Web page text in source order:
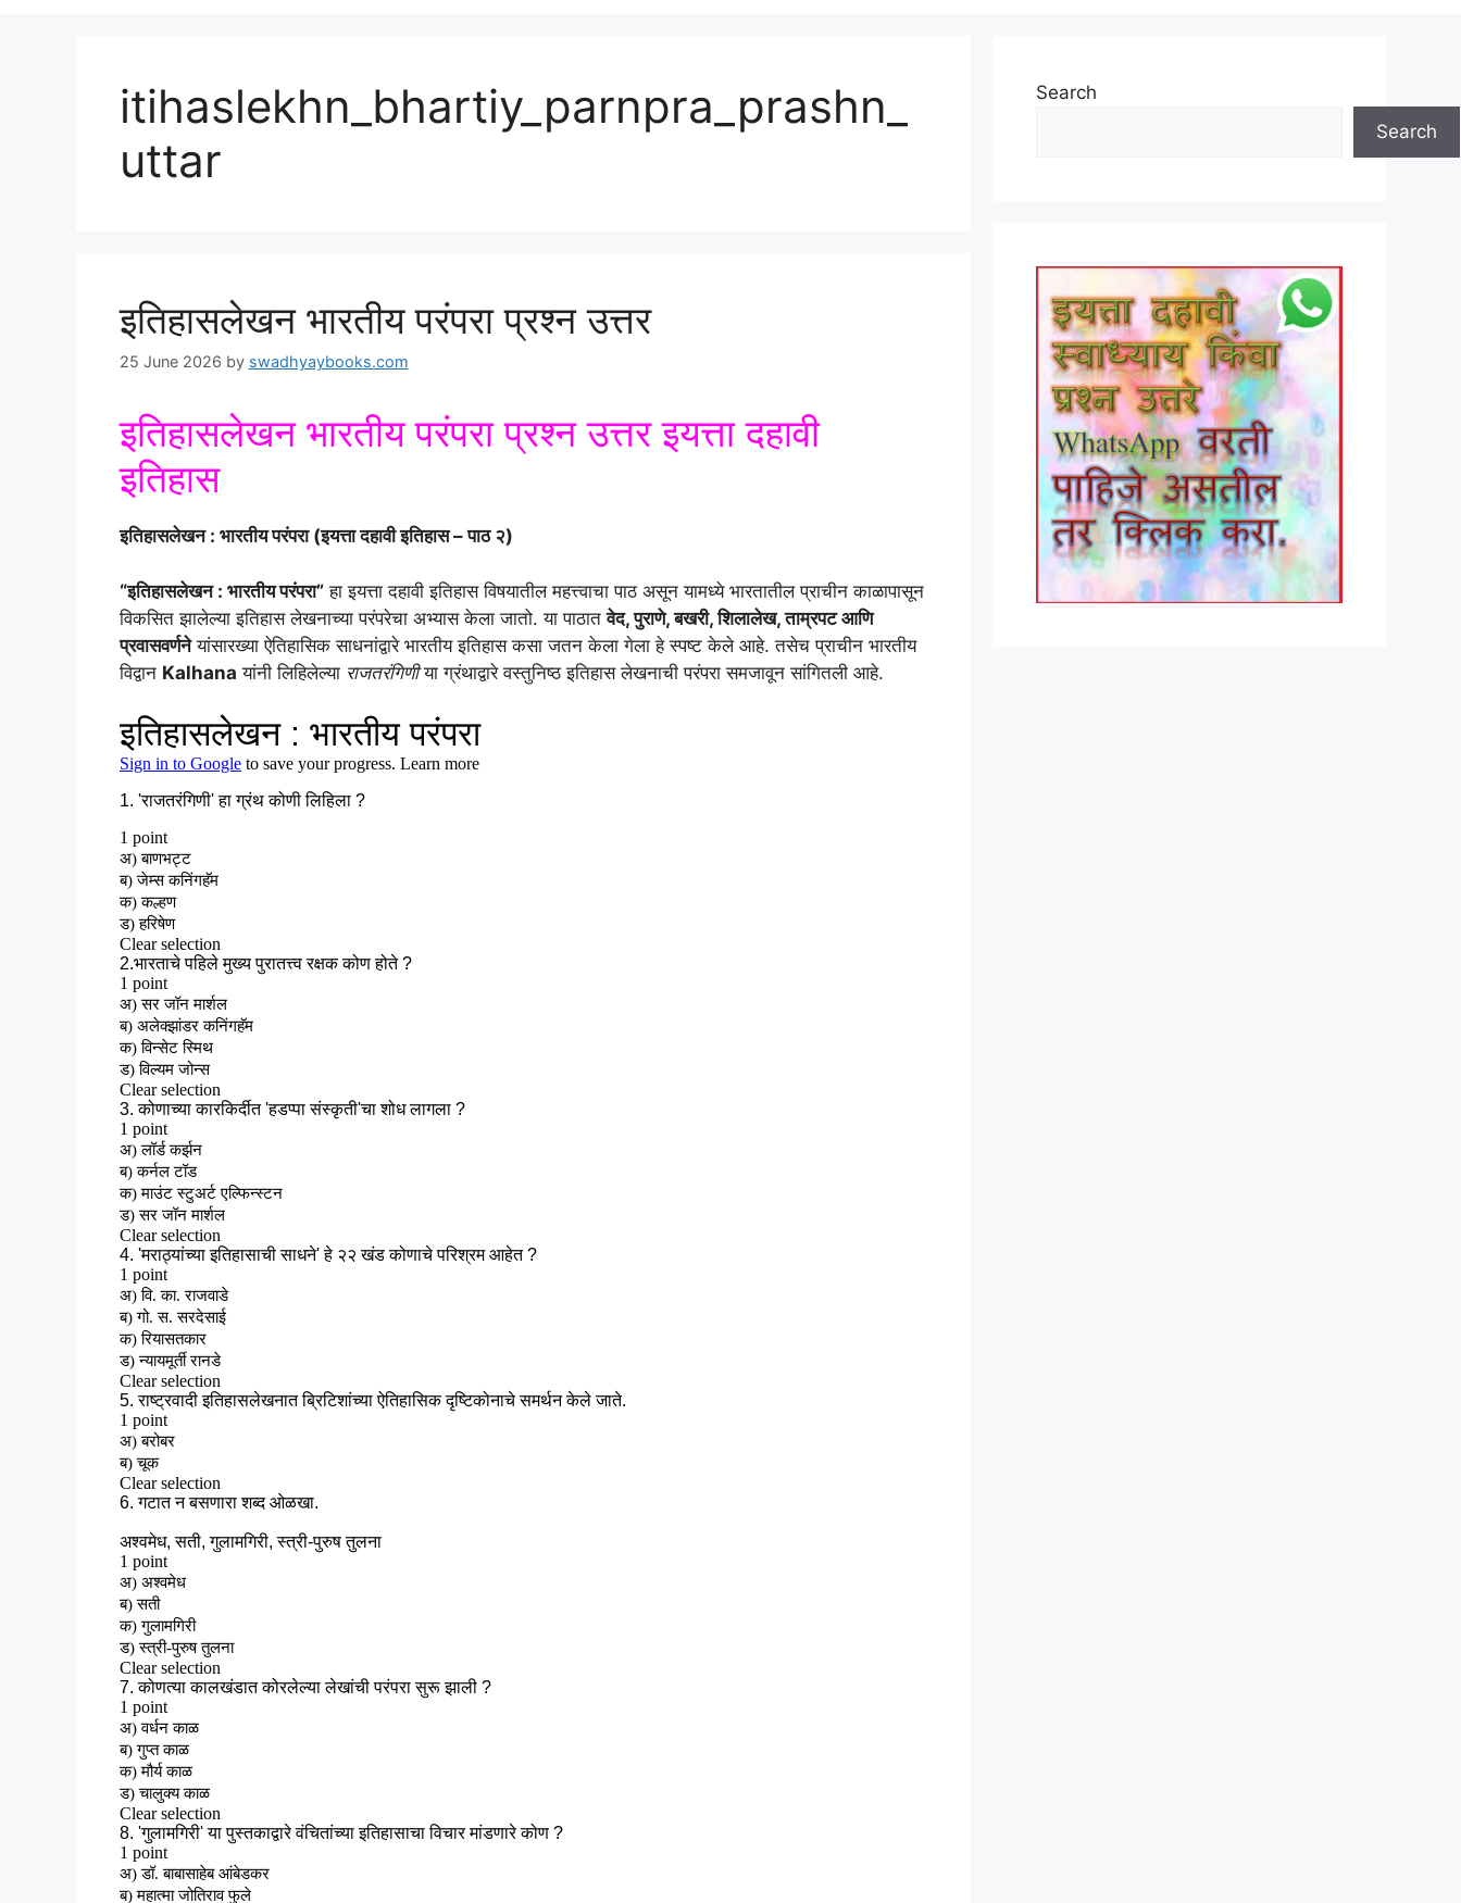
itihaslekhn_bhartiy_parnpra_prashn_
uttar
इतिहासलेखन भारतीय परंपरा प्रश्न उत्तर
25 June 2026 by swadhyaybooks.com
इतिहासलेखन भारतीय परंपरा प्रश्न उत्तर इयत्ता दहावी
इतिहास
इतिहासलेखन : भारतीय परंपरा (इयत्ता दहावी इतिहास – पाठ २)
“इतिहासलेखन : भारतीय परंपरा”हा इयत्ता दहावी इतिहास विषयातील महत्त्वाचा पाठ असून यामध्ये भारतातील प्राचीन काळापासून
विकसित झालेल्या इतिहास लेखनाच्या परंपरेचा अभ्यास केला जातो. या पाठातवेद, पुराणे, बखरी, शिलालेख, ताम्रपट आणि
प्रवासवर्णनेयांसारख्या ऐतिहासिक साधनांद्वारे भारतीय इतिहास कसा जतन केला गेला हे स्पष्ट केले आहे. तसेच प्राचीन भारतीय
विद्वान Kalhana यांनी लिहिलेल्या राजतरंगिणीया ग्रंथाद्वारे वस्तुनिष्ठ इतिहास लेखनाची परंपरा समजावून सांगितली आहे.
Search
Search